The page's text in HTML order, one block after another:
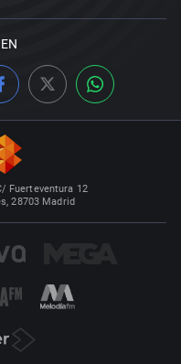
Fuerteventura 12
28703 Madrid